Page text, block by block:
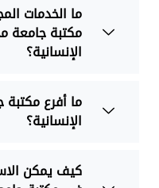
ما الخدمات
مكتبة جامعة
الإنسانية؟
ما أفرع مكتبة
الإنسانية؟
كيف يمكن